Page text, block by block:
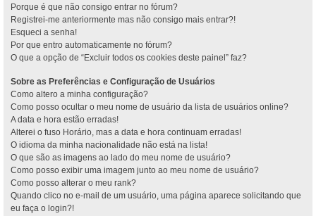
Porque é que não consigo entrar no fórum?
Registrei-me anteriormente mas não consigo mais entrar?!
Esqueci a senha!
Por que entro automaticamente no fórum?
O que a opção de “Excluir todos os cookies deste painel” faz?
Sobre as Preferências e Configuração de Usuários
Como altero a minha configuração?
Como posso ocultar o meu nome de usuário da lista de usuários online?
A data e hora estão erradas!
Alterei o fuso Horário, mas a data e hora continuam erradas!
O idioma da minha nacionalidade não está na lista!
O que são as imagens ao lado do meu nome de usuário?
Como posso exibir uma imagem junto ao meu nome de usuário?
Como posso alterar o meu rank?
Quando clico no e-mail de um usuário, uma página aparece solicitando que
eu faça o login?!